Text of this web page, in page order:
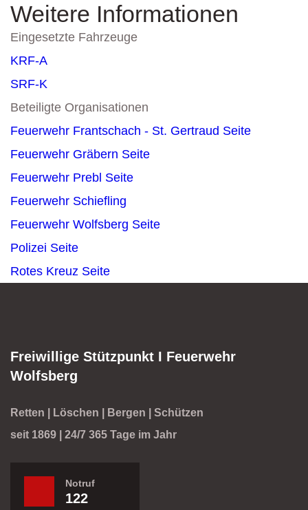
Weitere Informationen
Eingesetzte Fahrzeuge
KRF-A
SRF-K
Beteiligte Organisationen
Feuerwehr Frantschach - St. Gertraud Seite
Feuerwehr Gräbern Seite
Feuerwehr Prebl Seite
Feuerwehr Schiefling
Feuerwehr Wolfsberg Seite
Polizei Seite
Rotes Kreuz Seite
Freiwillige Stützpunkt I Feuerwehr
Wolfsberg
Retten | Löschen | Bergen | Schützen
seit 1869 | 24/7 365 Tage im Jahr
Notruf
122